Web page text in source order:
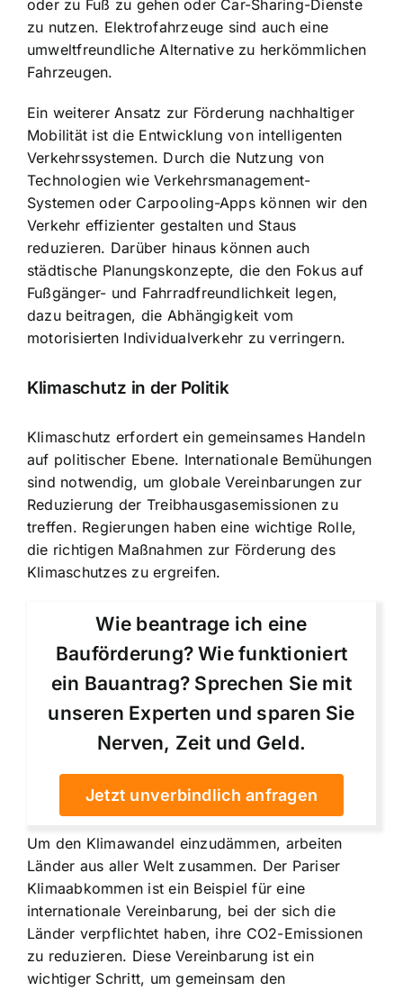
oder zu Fuß zu gehen oder Car-Sharing-Dienste
zu nutzen. Elektrofahrzeuge sind auch eine
umweltfreundliche Alternative zu herkömmlichen
Fahrzeugen.
Ein weiterer Ansatz zur Förderung nachhaltiger
Mobilität ist die Entwicklung von intelligenten
Verkehrssystemen. Durch die Nutzung von
Technologien wie Verkehrsmanagement-
Systemen oder Carpooling-Apps können wir den
Verkehr effizienter gestalten und Staus
reduzieren. Darüber hinaus können auch
städtische Planungskonzepte, die den Fokus auf
Fußgänger- und Fahrradfreundlichkeit legen,
dazu beitragen, die Abhängigkeit vom
motorisierten Individualverkehr zu verringern.
Klimaschutz in der Politik
Klimaschutz erfordert ein gemeinsames Handeln
auf politischer Ebene. Internationale Bemühungen
sind notwendig, um globale Vereinbarungen zur
Reduzierung der Treibhausgasemissionen zu
treffen. Regierungen haben eine wichtige Rolle,
die richtigen Maßnahmen zur Förderung des
Klimaschutzes zu ergreifen.
Wie beantrage ich eine
Bauförderung? Wie funktioniert
ein Bauantrag? Sprechen Sie mit
unseren Experten und sparen Sie
Nerven, Zeit und Geld.
Jetzt unverbindlich anfragen
Um den Klimawandel einzudämmen, arbeiten
Länder aus aller Welt zusammen. Der Pariser
Klimaabkommen ist ein Beispiel für eine
internationale Vereinbarung, bei der sich die
Länder verpflichtet haben, ihre CO2-Emissionen
zu reduzieren. Diese Vereinbarung ist ein
wichtiger Schritt, um gemeinsam den